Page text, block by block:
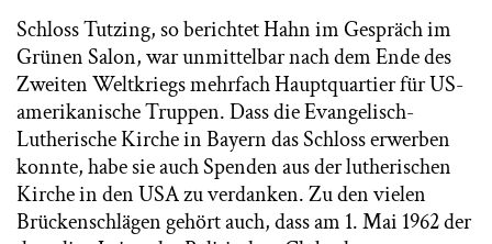
Schloss Tutzing, so berichtet Hahn im Gespräch im
Grünen Salon, war unmittelbar nach dem Ende des
Zweiten Weltkriegs mehrfach Hauptquartier für US-
amerikanische Truppen. Dass die Evangelisch-
Lutherische Kirche in Bayern das Schloss erwerben
konnte, habe sie auch Spenden aus der lutherischen
Kirche in den USA zu verdanken. Zu den vielen
Brückenschlägen gehört auch, dass am 1. Mai 1962 der